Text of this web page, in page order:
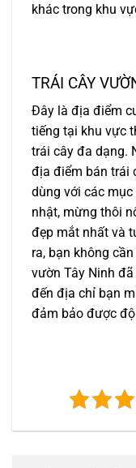
khác trong khu
TRÁI CÂY
Đây là địa điểm
tiếng tại khu vực
trái cây đa dạng.
địa điểm bán trái
dùng với các
nhật, mừng thôi
đẹp mắt nhất và
ra, bạn không
vườn Tây Ninh
đến địa chỉ bạn
đảm bảo được